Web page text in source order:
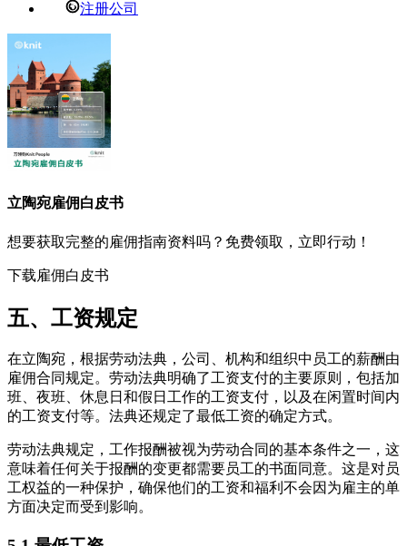
注册公司
立陶宛雇佣白皮书
想要获取完整的雇佣指南资料吗？免费领取，立即行动！
下载雇佣白皮书
五、工资规定
在立陶宛，根据劳动法典，公司、机构和组织中员工的薪酬由
雇佣合同规定。劳动法典明确了工资支付的主要原则，包括加
班、夜班、休息日和假日工作的工资支付，以及在闲置时间内
的工资支付等。法典还规定了最低工资的确定方式。
劳动法典规定，工作报酬被视为劳动合同的基本条件之一，这
意味着任何关于报酬的变更都需要员工的书面同意。这是对员
工权益的一种保护，确保他们的工资和福利不会因为雇主的单
方面决定而受到影响。